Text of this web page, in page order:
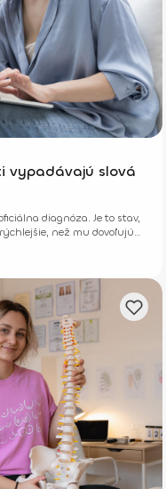
vypadávajú slová
diagnóza. Je to stav,
než mu dovoľujú